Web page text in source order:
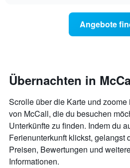
durchschnittlichen
jeweiligen
Wochentag.
Diagramm
hat
1
X-
Achse,
die
die
Angebote
Übernachten in
Scrolle über die Karte und
von McCall, die du besuchen
Unterkünfte zu finden. Indem du
Ferienunterkunft klickst, gelangst
Preisen, Bewertungen und
Informationen.